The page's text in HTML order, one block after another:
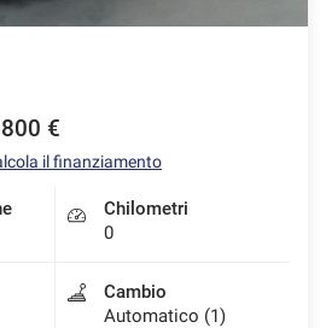
€
il finanziamento
Chilometri
0
Cambio
Automatico (1)